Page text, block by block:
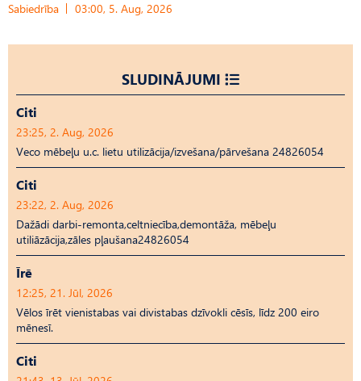
Sabiedrība 03:00, 5. Aug, 2026
SLUDINĀJUMI
Citi
23:25, 2. Aug, 2026
Veco mēbeļu u.c. lietu utilizācija/izvešana/pārvešana 24826054
Citi
23:22, 2. Aug, 2026
Dažādi darbi-remonta,celtniecība,demontāža, mēbeļu
utiliāzācija,zāles pļaušana24826054
Īrē
12:25, 21. Jūl, 2026
Vēlos īrēt vienistabas vai divistabas dzīvokli cēsīs, līdz 200 eiro
mēnesī.
Citi